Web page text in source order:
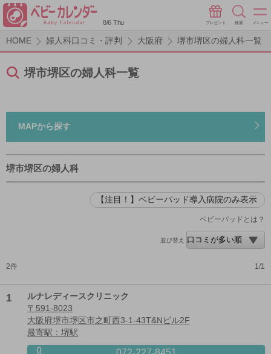
8/6 Thu プレゼント 検索 メニュー
HOME 婦人科口コミ・評判 大阪府 堺市堺区の婦人科一覧
堺市堺区の婦人科一覧
MAPから探す
堺市堺区の婦人科
【注目！】ベビーパッド導入病院のみ表示
ベビーパッドとは？
並び替え
2件 1/1
1
ルナレディースクリニック
〒591-8023
大阪府堺市堺区市之町西3-1-43T&Nビル2F
最寄駅：堺駅